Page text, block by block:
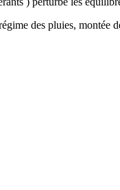
des pluies, montée